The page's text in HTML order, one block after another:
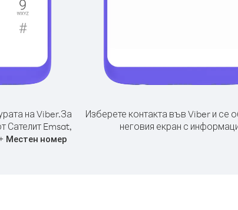
на Viber.За
Сателит Emsat,
Местен номер
Изберете контакта във Viber и се
неговия екран с